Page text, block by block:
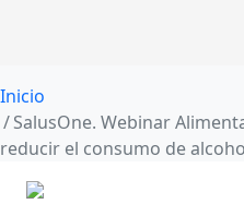
Inicio
SalusOne. Webinar
reducir el consumo de